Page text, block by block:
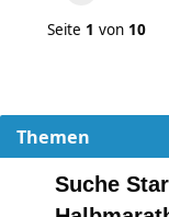
Seite 1 von 10
Themen
Suche